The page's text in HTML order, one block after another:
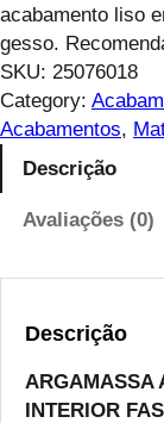
acabamento liso
gesso.
SKU: 25076018
Category:
Acabamentos,
Descrição
Avaliações (0)
Descrição
ARGAMASSA
INTERIOR